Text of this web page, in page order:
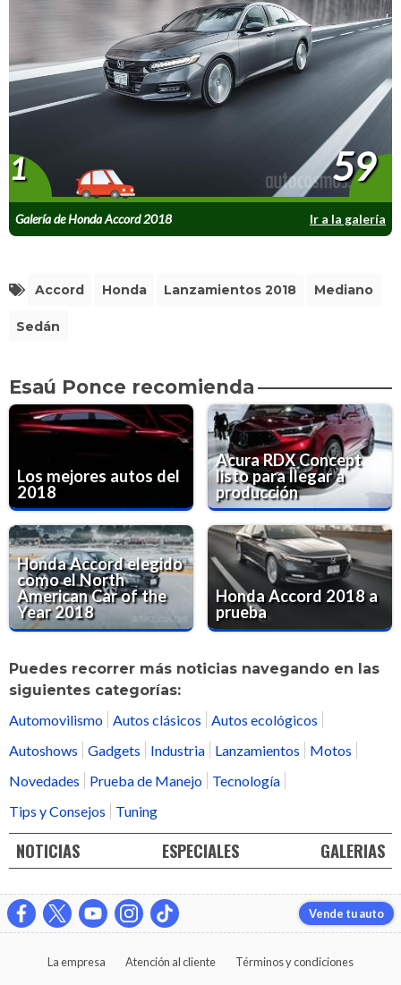
Galería de Honda Accord 2018 Ir a la galería
1 59
Accord Honda Lanzamientos 2018 Mediano
Sedán
Esaú Ponce recomienda
Los mejores autos del
2018
Acura RDX Concept
listo para llegar a
producción
Honda Accord elegido
como el North
American Car of the
Year 2018
Honda Accord 2018 a
prueba
Puedes recorrer más noticias navegando en las
siguientes categorías:
Automovilismo
Autos clásicos
Autos ecológicos
Autoshows
Gadgets Industria Lanzamientos
Motos
Novedades
Prueba de Manejo
Tecnología
Tips y Consejos
Tuning
NOTICIAS ESPECIALES GALERIAS
Vende tu auto
La empresa Atención al cliente Términos y condiciones